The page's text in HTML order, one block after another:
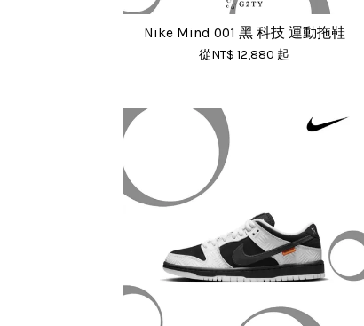
Nike Mind 001 黑 科技 運動拖鞋
從NT$ 12,880 起